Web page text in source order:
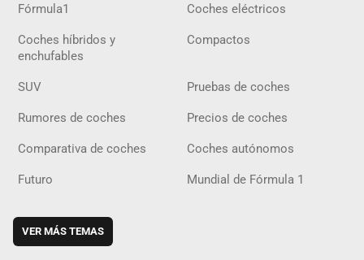
Fórmula1 Coches eléctricos
Coches híbridos y
enchufables
Compactos
SUV Pruebas de coches
Rumores de coches Precios de coches
Comparativa de coches Coches autónomos
Futuro Mundial de Fórmula 1
VER MÁS TEMAS